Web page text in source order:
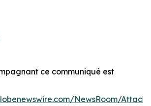
ce communiqué est
NewsRoom/